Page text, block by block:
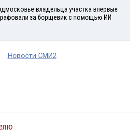
владельца участка впервые
за борщевик с помощью ИИ
Новости СМИ2